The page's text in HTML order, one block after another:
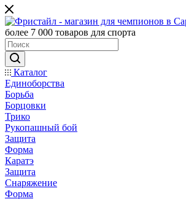
более 7 000 товаров для спорта
Каталог
Единоборства
Борьба
Борцовки
Трико
Рукопашный бой
Защита
Форма
Каратэ
Защита
Снаряжение
Форма